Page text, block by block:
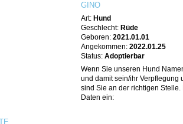
GINO
Art: Hund
Geschlecht: Rüde
Geboren:2021.01.01
Angekommen:2022.01.25
Status:Adoptierbar
Wenn Sie unseren Hund
und damit sein/ihr Verpflegung
sind Sie an der richtigen
Daten ein: